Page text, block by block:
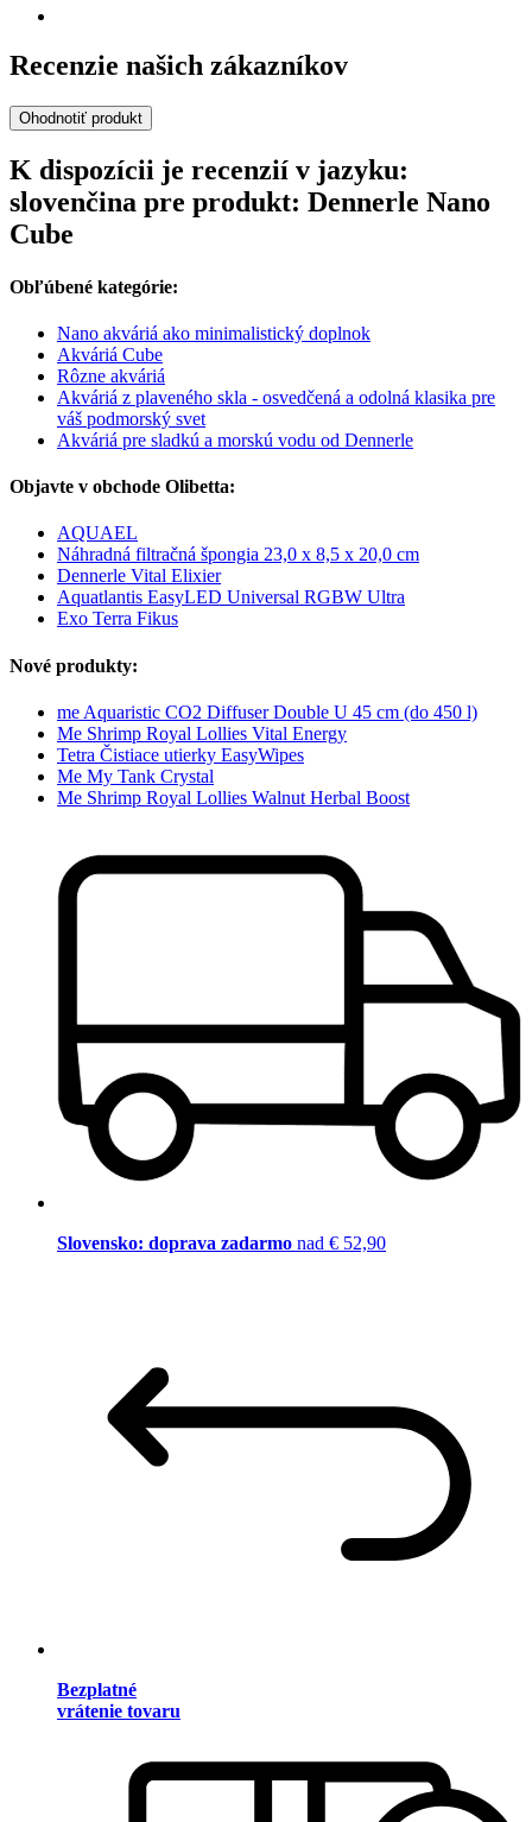
Recenzie našich zákazníkov
Ohodnotiť produkt
K dispozícii je recenzií v jazyku:
slovenčina pre produkt: Dennerle Nano
Cube
Obľúbené kategórie:
Nano akváriá ako minimalistický doplnok
Akváriá Cube
Rôzne akváriá
Akváriá z plaveného skla - osvedčená a odolná klasika pre
váš podmorský svet
Akváriá pre sladkú a morskú vodu od Dennerle
Objavte v obchode Olibetta:
AQUAEL
Náhradná filtračná špongia 23,0 x 8,5 x 20,0 cm
Dennerle Vital Elixier
Aquatlantis EasyLED Universal RGBW Ultra
Exo Terra Fikus
Nové produkty:
me Aquaristic CO2 Diffuser Double U 45 cm (do 450 l)
Me Shrimp Royal Lollies Vital Energy
Tetra Čistiace utierky EasyWipes
Me My Tank Crystal
Me Shrimp Royal Lollies Walnut Herbal Boost
Slovensko: doprava zadarmo nad € 52,90
Bezplatné
vrátenie tovaru